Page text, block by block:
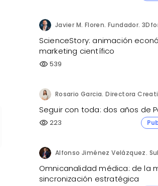
Javier M. Floren. Fundador.
ScienceStory: animación
marketing científico
visibility 539
Seguir con toda: dos años de
visibility 223
Omnicanalidad médica: de la
sincronización estratégica